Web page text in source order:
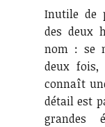
Inutile de
des deux
nom : se
deux
connaît
détail est
grandes